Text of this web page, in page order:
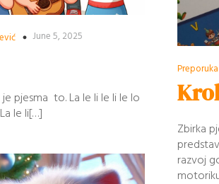
June 5, 2025
pjesma to. La le li le li le lo
le li[…]
Preporuka
Zbirka
razvoj